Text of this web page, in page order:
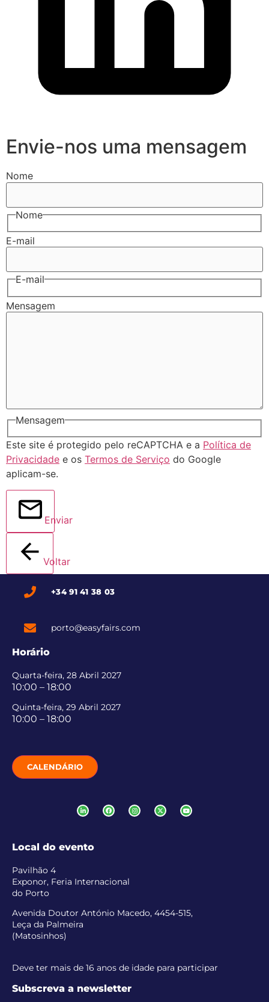
Envie-nos uma mensagem
Nome
Nome
E-mail
E-mail
Mensagem
Mensagem
Este site é protegido pelo reCAPTCHA e a Política de
Privacidade e os Termos de Serviço do Google
aplicam-se.
Enviar
Voltar
+34 91 41 38 03
porto@easyfairs.com
Horário
Quarta-feira, 28 Abril 2027
10:00 – 18:00
Quinta-feira, 29 Abril 2027
10:00 – 18:00
CALENDÁRIO
Local do evento
Pavilhão 4
Exponor, Feria Internacional
do Porto
Avenida Doutor António Macedo, 4454-515,
Leça da Palmeira
(Matosinhos)
Deve ter mais de 16 anos de idade para participar
Subscreva a newsletter